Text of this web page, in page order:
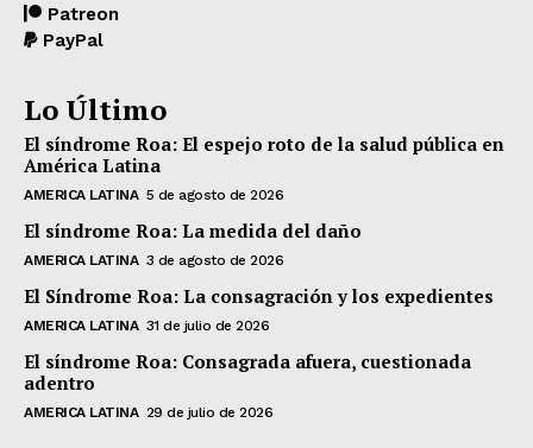
Patreon
PayPal
Lo Último
El síndrome Roa: El espejo roto de la salud pública en
América Latina
AMERICA LATINA 5 de agosto de 2026
El síndrome Roa: La medida del daño
AMERICA LATINA 3 de agosto de 2026
El Síndrome Roa: La consagración y los expedientes
AMERICA LATINA 31 de julio de 2026
El síndrome Roa: Consagrada afuera, cuestionada
adentro
AMERICA LATINA 29 de julio de 2026